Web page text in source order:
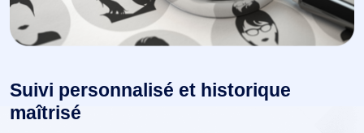
Suivi personnalisé et historique
maîtrisé